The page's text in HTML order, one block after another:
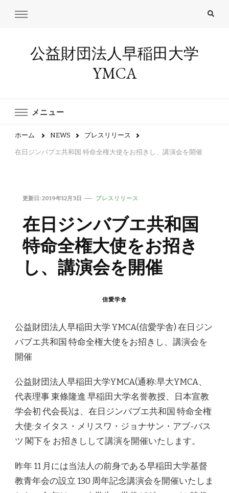
公益財団法人早稲田大学
YMCA
メニュー
ホーム NEWS プレスリリース
在日ジンバブエ共和国 特命全権大使をお招きし、講演会を開催
更新日:2019年12月3日 プレスリリース
在日ジンバブエ共和国
特命全権大使をお招き
し、講演会を開催
信愛学舎
公益財団法人早稲田大学 YMCA(信愛学舎) 在日ジン
バブエ共和国 特命全権大使をお招きし、講演会を
開催
公益財団法人早稲田大学YMCA(通称:早大YMCA、
代表理事 東條隆進 早稲田大学名誉教授、日本宣教
学会初 代会長)は、在日ジンバブエ共和国 特命全権
大使:タイタス・メリスワ・ジョナサン・アブ-バス
ツ 閣下を お招きしして講演を開催いたします。
昨年 11 月には当法人の前身である早稲田大学基督
教青年会の設立 130 周年記念講演会を開催いたしま